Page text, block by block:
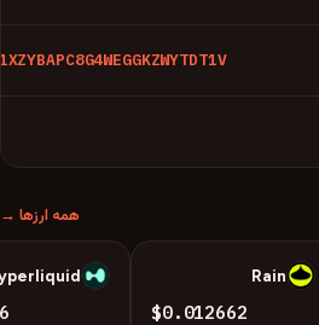
همه ارزها →
R
Rain
$0.012662
H